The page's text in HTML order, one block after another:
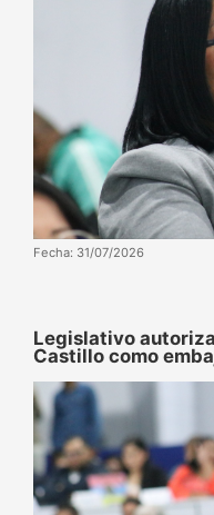
Fecha: 31/07/2026
‌‎Legislativo
Castillo como